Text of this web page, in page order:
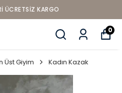
ÜCRETSIZ KARGO
0
Üst Giyim Kadın Kazak